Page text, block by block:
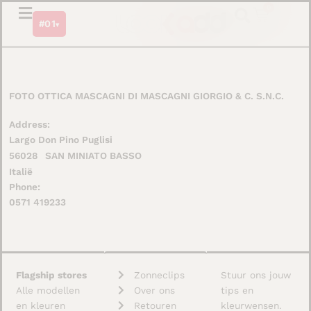
#01▾
FOTO OTTICA MASCAGNI DI MASCAGNI GIORGIO & C. S.N.C.
Address:
Largo Don Pino Puglisi
56028
SAN MINIATO BASSO
Italië
Phone:
0571 419233
Flagship stores
Alle modellen
en kleuren
Zonneclips
Over ons
Retouren
Stuur ons jouw
tips en
kleurwensen.